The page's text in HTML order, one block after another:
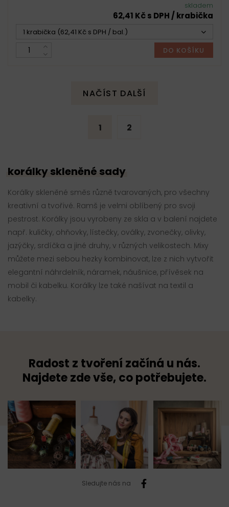
skladem
62,41 Kč s DPH / krabička
1 krabička (62,41 Kč s DPH / bal.)
DO KOŠÍKU
NAČÍST DALŠÍ
1 2
korálky skleněné sady
Korálky skleněné směs různě tvarovaných, pro všechny
kreativní a tvořivé. Ramš je velmi oblíbený pro svoji
pestrost. Korálky jsou vyrobeny ze skla a v balení najdete
např. kuličky, ohňovky, lístečky, oválky, zvonečky, olivky,
jazýčky, srdíčka a jiné druhy, v různých velikostech. Mixy
můžete mezi sebou hezky kombinovat, lze z nich vytvořit
elegantní náhrdelník, náramek, náušnice, přívěsek na
mobil či kabelku. Korálky lze také našívat na textil a
kabelky.
Radost z tvoření začíná u nás.
Najdete zde vše, co potřebujete.
Sledujte nás na